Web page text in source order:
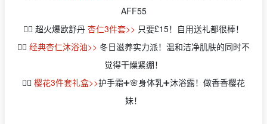
AFF55
👉🏻 超火爆欧舒丹 杏仁3件套>> 只要£15！自用送礼都很棒！
👉🏻 经典杏仁沐浴油>> 冬日滋养实力派！温和洁净肌肤的同时不
觉得干燥紧绷！
👉🏻 樱花3件套礼盒>>护手霜➕🌸身体乳➕沐浴露！做香香樱花
妹！